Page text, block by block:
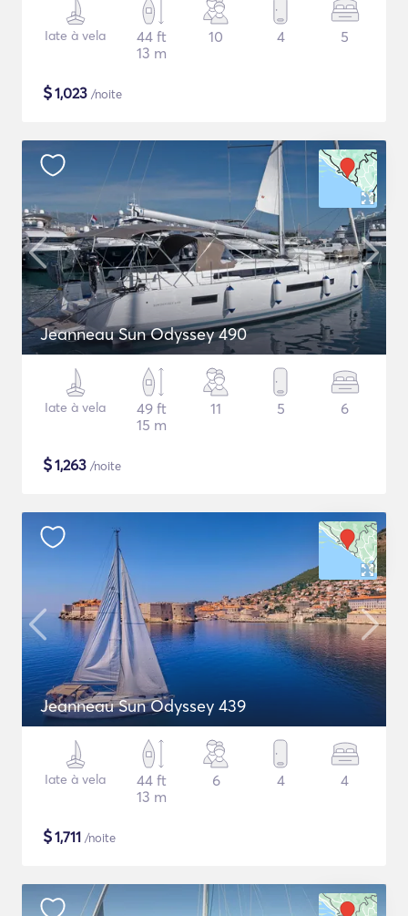
Iate à vela
44 ft
13 m
10 4 5
$1,023 /noite
Jeanneau Sun Odyssey 490
Iate à vela
49 ft
15 m
11 5 6
$1,263 /noite
Jeanneau Sun Odyssey 439
Iate à vela
44 ft
13 m
6 4 4
$1,711 /noite